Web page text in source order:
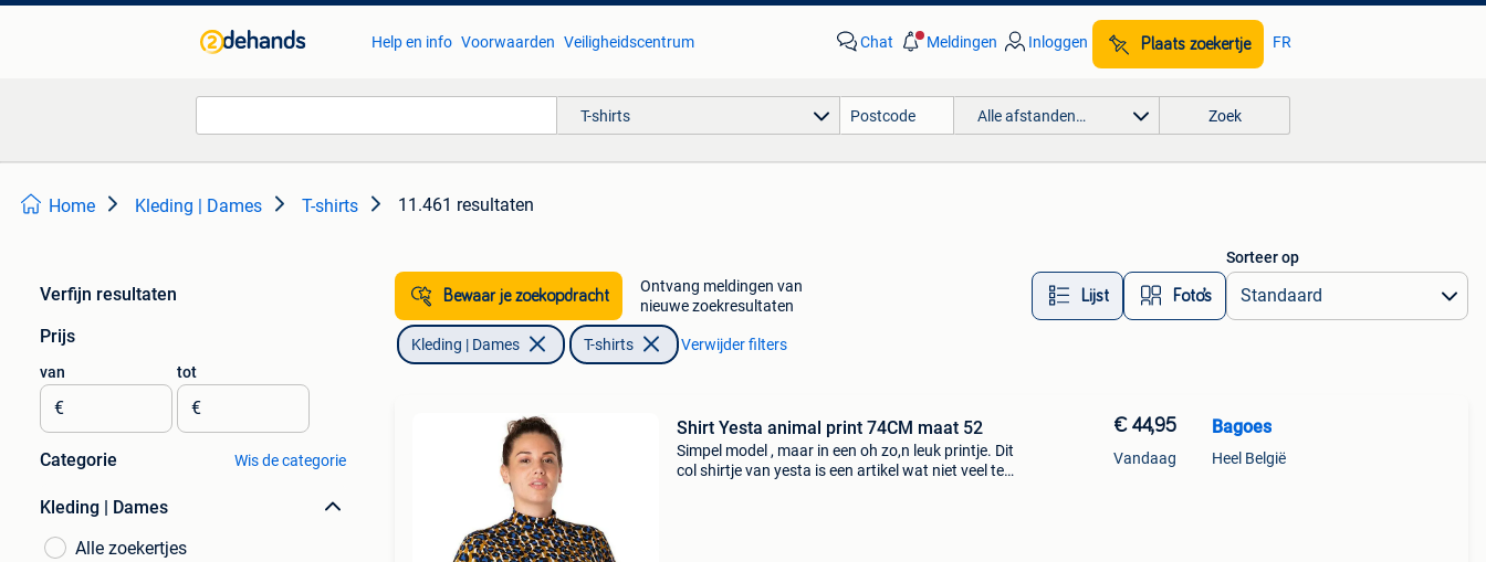
Help en info Voorwaarden Veiligheidscentrum Chat Meldingen Inloggen Plaats zoekertje FR
T-shirts Alle afstanden… Zoek
Home Kleding | Dames T-shirts 11.461 resultaten
Verfijn resultaten
Prijs
van
€
tot
€
Categorie Wis de categorie
Kleding | Dames
Alle zoekertjes
Bewaar je zoekopdracht
Ontvang meldingen van
nieuwe zoekresultaten
Lijst Foto’s
Sorteer op
Kleding | Dames T-shirts Verwijder filters
Shirt Yesta animal print 74CM maat 52
Simpel model , maar in een oh zo,n leuk printje. Dit
col shirtje van yesta is een artikel wat niet veel te
€ 44,95
Vandaag
Bagoes
Heel België